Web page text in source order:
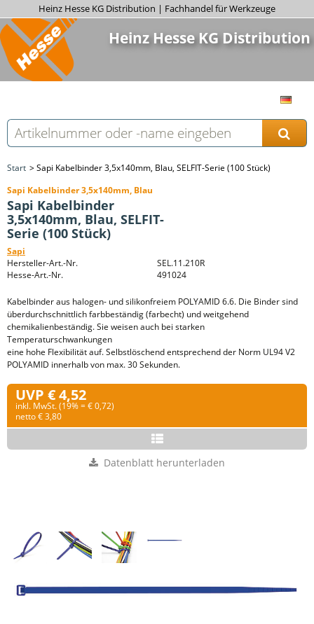
Heinz Hesse KG Distribution | Fachhandel für Werkzeuge
Heinz Hesse KG Distribution
Start
Sapi Kabelbinder 3,5x140mm, Blau, SELFIT-Serie (100 Stück)
Sapi Kabelbinder 3,5x140mm, Blau
Sapi Kabelbinder
3,5x140mm, Blau, SELFIT-
Serie (100 Stück)
Sapi
Hersteller-Art.-Nr.
SEL.11.210R
Hesse-Art.-Nr.
491024
Kabelbinder aus halogen- und silikonfreiem POLYAMID 6.6. Die Binder sind
überdurchschnittlich farbbeständig (farbecht) und weitgehend
chemikalienbeständig. Sie weisen auch bei starken
Temperaturschwankungen
eine hohe Flexibilität auf. Selbstlöschend entsprechend der Norm UL94 V2
POLYAMID innerhalb von max. 30 Sekunden.
UVP € 4,52
inkl. MwSt. (19% = € 0,72)
netto € 3,80
Datenblatt herunterladen